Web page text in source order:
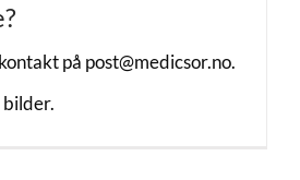
på post@medicsor.no.
bilder.